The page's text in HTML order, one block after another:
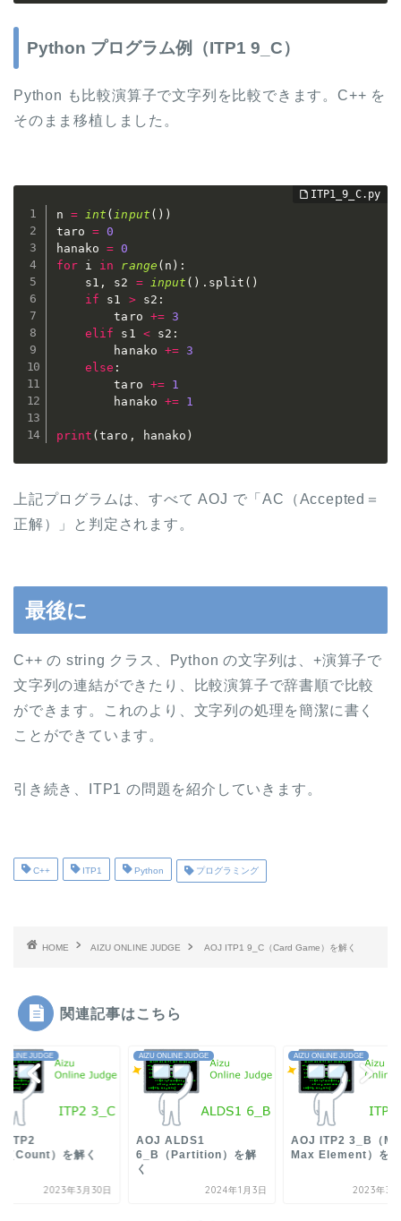
Python プログラム例（ITP1 9_C）
Python も比較演算子で文字列を比較できます。C++ を
そのまま移植しました。
n = int ( input ( ) )
taro = 0
hanako = 0
for i in range ( n ) :
    s1
, s2 = input ( ) . split ( )
if s1 > s2 :
        taro
+= 3
elif s1 < s2 :
        hanako
+= 3
else :
        taro
+= 1
        hanako
+= 1
print (taro , hanako )
上記プログラムは、すべて AOJ で「AC（Accepted＝
正解）」と判定されます。
最後に
C++ の string クラス、Python の文字列は、+演算子で
文字列の連結ができたり、比較演算子で辞書順で比較
ができます。これのより、文字列の処理を簡潔に書く
ことができています。
引き続き、ITP1 の問題を紹介していきます。
C++ ITP1 Python プログラミング
HOME AIZU ONLINE JUDGE AOJ ITP1 9_C（Card Game）を解く
関連記事はこちら
ONLINE JUDGE
ITP2
（Count）を解く
2023年3月30日
AIZU ONLINE JUDGE
AOJ ALDS1
6_B（Partition）を解
く
2024年1月3日
AIZU ONLINE JUDGE
AOJ ITP2 3_B（
Max Element）を
2023年3